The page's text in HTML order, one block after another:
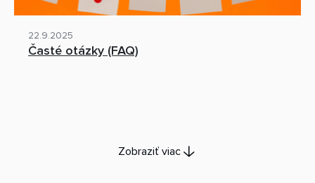
22.9.2025
Časté otázky (FAQ)
Zobraziť viac